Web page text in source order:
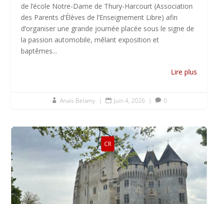
de l’école Notre-Dame de Thury-Harcourt (Association
des Parents d’Élèves de l’Enseignement Libre) afin
d’organiser une grande journée placée sous le signe de
la passion automobile, mêlant exposition et
baptêmes...
Lire plus
 Anaïs Belamy |  Juin 4, 2026 |  0
CR